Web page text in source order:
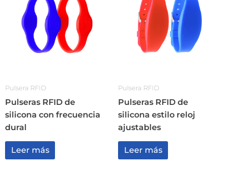
Pulsera RFID
Pulseras RFID de
silicona con frecuencia
dural
Leer más
Pulsera RFID
Pulseras RFID de
silicona estilo reloj
ajustables
Leer más